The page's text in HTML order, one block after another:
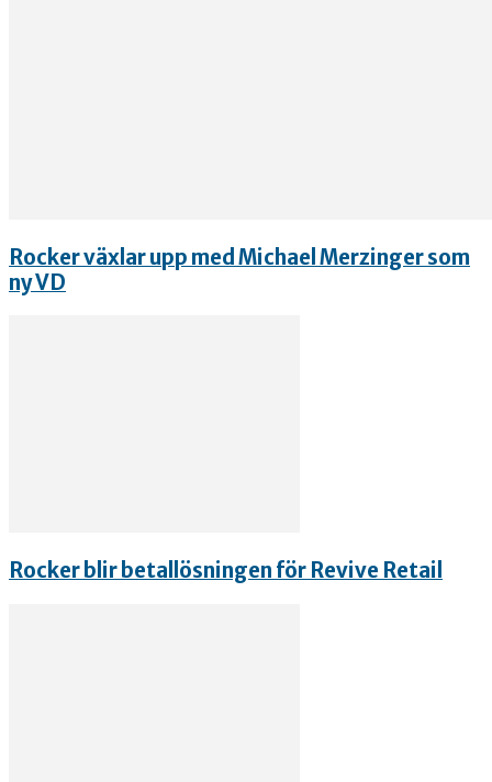
Rocker växlar upp med Michael Merzinger som
ny VD
Rocker blir betallösningen för Revive Retail